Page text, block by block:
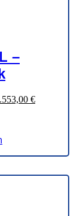
–
€Aktueller